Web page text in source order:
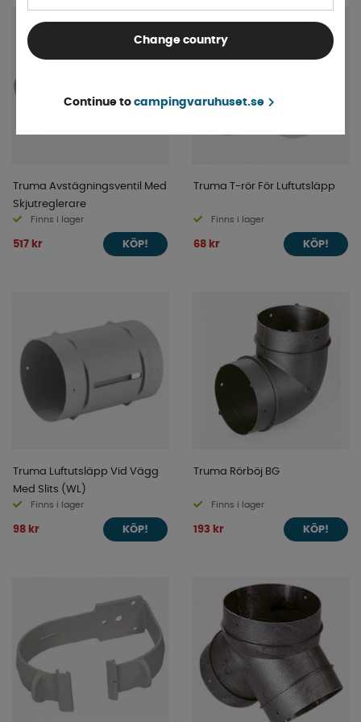
Truma Avstägningsventil Med
Skjutreglerare
Finns i lager
517 kr KÖP!
Truma T-rör För Luftutsläpp
Finns i lager
68 kr KÖP!
Truma Luftutsläpp Vid Vägg
Med Slits (WL)
Finns i lager
98 kr KÖP!
Truma Rörböj BG
Finns i lager
193 kr KÖP!
Change country
Continue to campingvaruhuset.se